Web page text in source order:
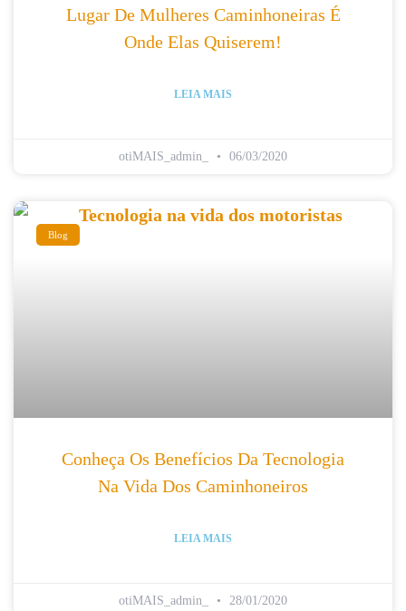
Lugar De Mulheres Caminhoneiras É
Onde Elas Quiserem!
LEIA MAIS
otiMAIS_admin_ 06/03/2020
Blog
Conheça Os Benefícios Da Tecnologia
Na Vida Dos Caminhoneiros
LEIA MAIS
otiMAIS_admin_ 28/01/2020